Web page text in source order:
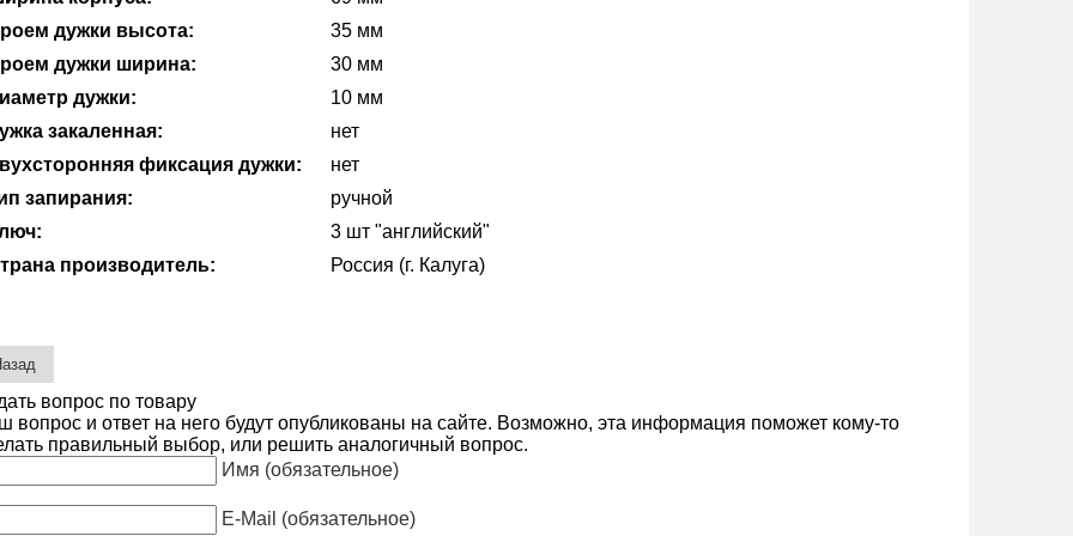
дужки высота:
35 мм
дужки ширина:
30 мм
дужки:
10 мм
закаленная:
нет
фиксация дужки:
нет
запирания:
ручной
3 шт "английский"
производитель:
Россия (г. Калуга)
вопрос по товару
вопрос и ответ на него будут опубликованы на сайте. Возможно, эта информация поможет кому-то
правильный выбор, или решить аналогичный вопрос.
Имя (обязательное)
E-Mail (обязательное)